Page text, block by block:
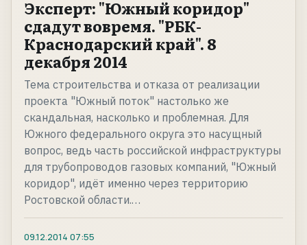
Эксперт: "Южный коридор"
сдадут вовремя. "РБК-
Краснодарский край". 8
декабря 2014
Тема строительства и отказа от реализации
проекта "Южный поток" настолько же
скандальная, насколько и проблемная. Для
Южного федерального округа это насущный
вопрос, ведь часть российской инфраструктуры
для трубопроводов газовых компаний, "Южный
коридор", идёт именно через территорию
Ростовской области.…
09.12.2014 07:55